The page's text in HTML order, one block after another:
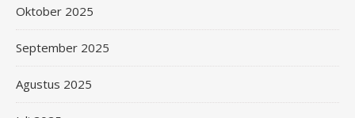
Oktober 2025
September 2025
Agustus 2025